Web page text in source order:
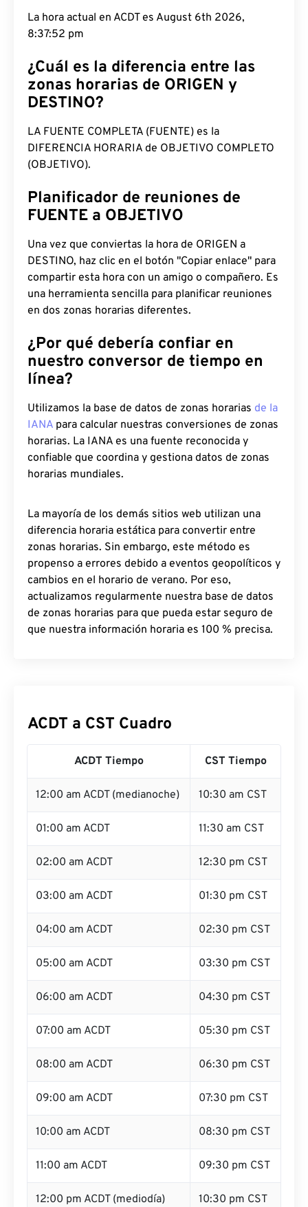
La hora actual en ACDT es August 6th 2026,
8:37:53 pm
¿Cuál es la diferencia entre las
zonas horarias de ORIGEN y
DESTINO?
LA FUENTE COMPLETA (FUENTE) es la
DIFERENCIA HORARIA de OBJETIVO COMPLETO
(OBJETIVO).
Planificador de reuniones de
FUENTE a OBJETIVO
Una vez que conviertas la hora de ORIGEN a
DESTINO, haz clic en el botón "Copiar enlace" para
compartir esta hora con un amigo o compañero. Es
una herramienta sencilla para planificar reuniones
en dos zonas horarias diferentes.
¿Por qué debería confiar en
nuestro conversor de tiempo en
línea?
Utilizamos la base de datos de zonas horarias de la
IANA para calcular nuestras conversiones de zonas
horarias. La IANA es una fuente reconocida y
confiable que coordina y gestiona datos de zonas
horarias mundiales.
La mayoría de los demás sitios web utilizan una
diferencia horaria estática para convertir entre
zonas horarias. Sin embargo, este método es
propenso a errores debido a eventos geopolíticos y
cambios en el horario de verano. Por eso,
actualizamos regularmente nuestra base de datos
de zonas horarias para que pueda estar seguro de
que nuestra información horaria es 100 % precisa.
ACDT a CST Cuadro
ACDT Tiempo CST Tiempo
12:00 am ACDT (medianoche) 10:30 am CST
01:00 am ACDT 11:30 am CST
02:00 am ACDT 12:30 pm CST
03:00 am ACDT 01:30 pm CST
04:00 am ACDT 02:30 pm CST
05:00 am ACDT 03:30 pm CST
06:00 am ACDT 04:30 pm CST
07:00 am ACDT 05:30 pm CST
08:00 am ACDT 06:30 pm CST
09:00 am ACDT 07:30 pm CST
10:00 am ACDT 08:30 pm CST
11:00 am ACDT 09:30 pm CST
12:00 pm ACDT (mediodía) 10:30 pm CST